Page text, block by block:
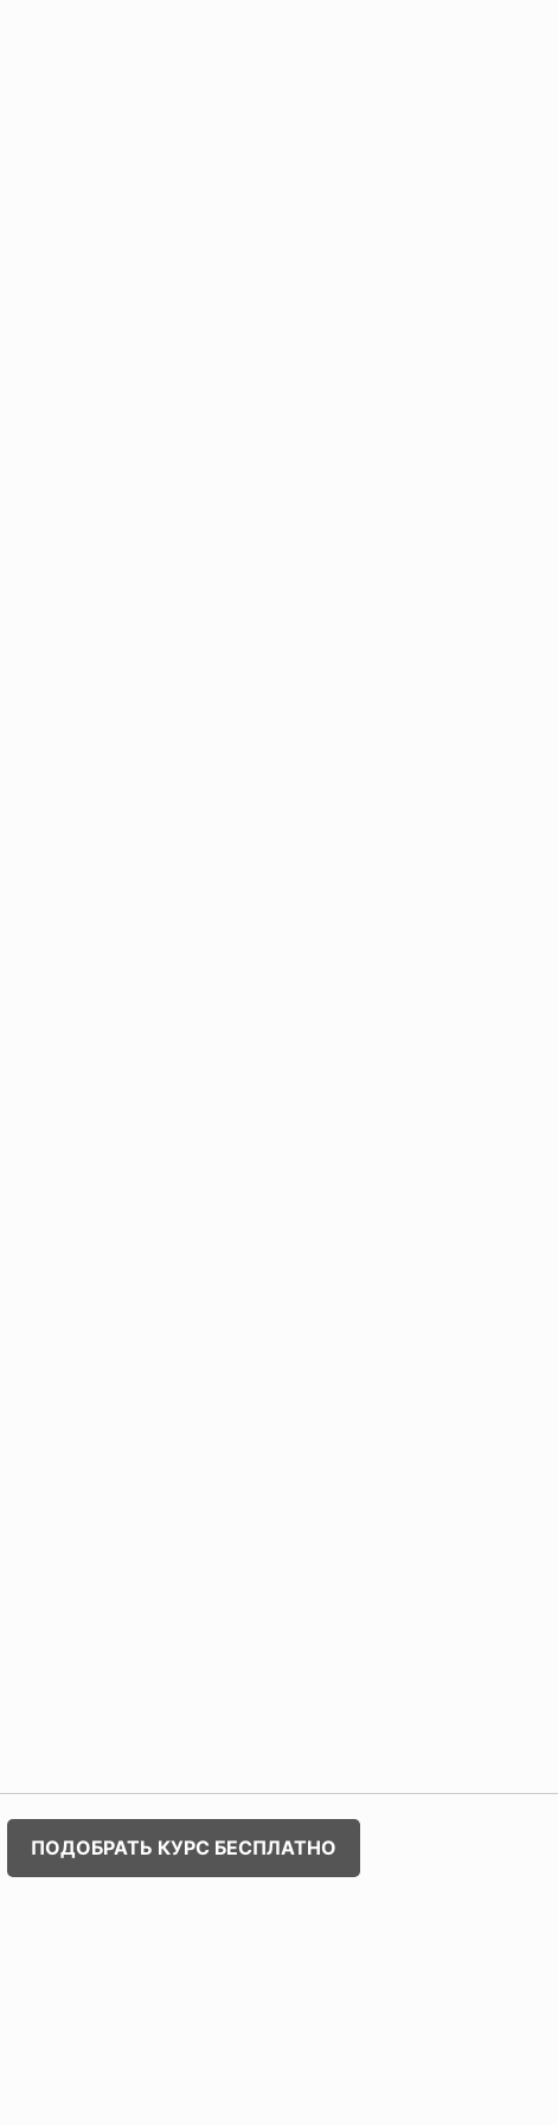
ПОДОБРАТЬ КУРС БЕСПЛАТНО